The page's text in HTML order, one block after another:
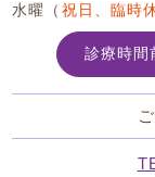
水曜（ 祝日、臨時
診療時間